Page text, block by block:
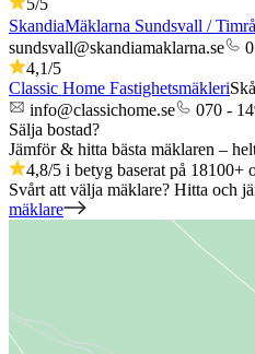
SkandiaMäklarna Sundsvall / Timrå
sundsvall@skandiamaklarna.se
4,1/5
Classic Home Fastighetsmäkleri
info@classichome.se
070 -
Sälja bostad?
Jämför & hitta bästa mäklaren –
4,8/5 i betyg baserat på 18100+
Svårt att välja mäklare? Hitta och
mäklare